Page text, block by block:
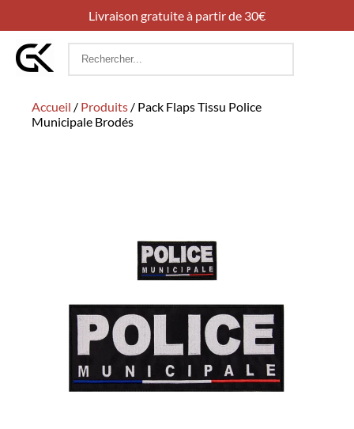
Livraison gratuite à partir de 30€
Rechercher
Accueil / Produits / Pack Flaps Tissu Police
Municipale Brodés